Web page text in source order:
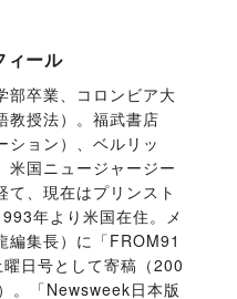
ィール
部卒業、コロンビア大
教授法）。福武書店
ション）、ベルリッ
米国ニュージャージー
て、現在はプリンスト
年より米国在住。メ
編集長）に「FROM91
日号として寄稿（200
。「Newsweek日本版